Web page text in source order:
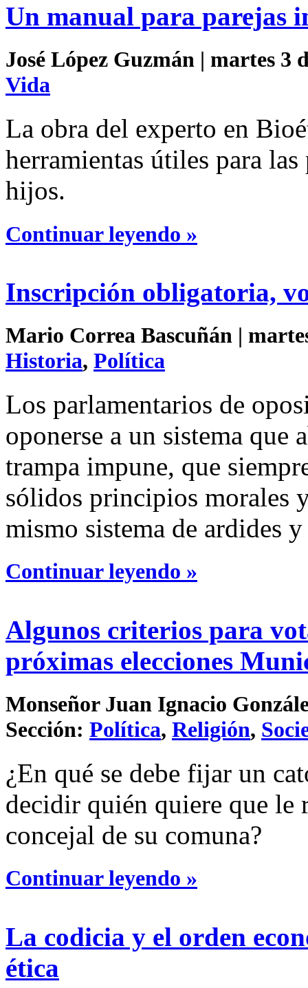
Un manual para parejas
José López Guzmán | martes 3
Vida
La obra del experto en
herramientas útiles para
hijos.
Continuar leyendo »
Inscripción obligatoria,
Mario Correa Bascuñán |
Historia, Política
Los parlamentarios de
oponerse a un sistema que
trampa impune, que
sólidos principios morales
mismo sistema de ardides
Continuar leyendo »
Algunos criterios para
próximas elecciones
Monseñor Juan Ignacio
Sección: Política, Religión,
¿En qué se debe fijar un
decidir quién quiere que le
concejal de su comuna?
Continuar leyendo »
La codicia y el orden
ética